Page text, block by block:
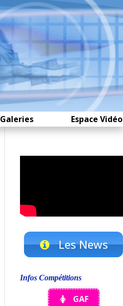
Galeries Espace Vidéo
Les News
Infos Compétitions
GAF